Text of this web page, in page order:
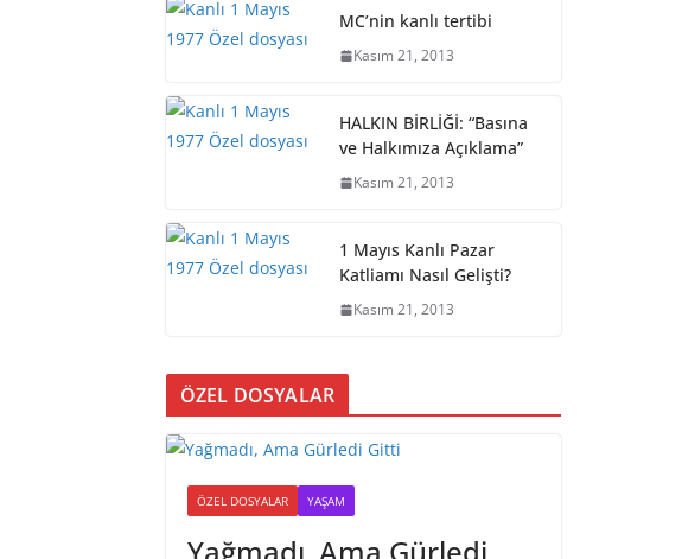
MC’nin kanlı tertibi
Kasım 21, 2013
HALKIN BİRLİĞİ: “Basına
ve Halkımıza Açıklama”
Kasım 21, 2013
1 Mayıs Kanlı Pazar
Katliamı Nasıl Gelişti?
Kasım 21, 2013
ÖZEL DOSYALAR
ÖZEL DOSYALAR YAŞAM